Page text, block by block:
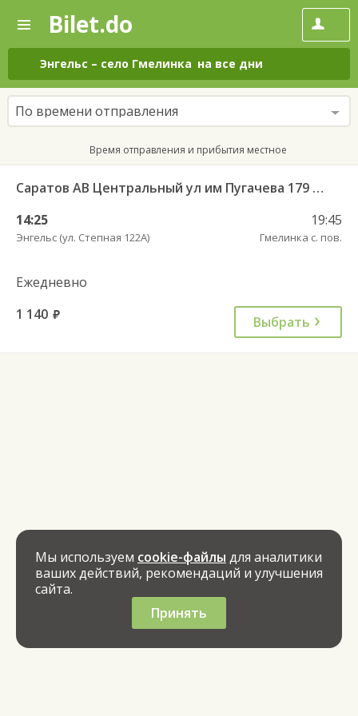
—
Поиск
и
покупка
билетов
на
автобус
онлайн
Bilet.do
Энгельс – село Гмелинка на все дни
По времени отправления
Время отправления и прибытия местное
Саратов АВ Центральный ул им Пугачева 179 А — Палласовка
14:25
Энгельс (ул. Степная 122А)
19:45
Гмелинка с. пов.
Ежедневно
1 140 руб. Выбрать
Мы используем cookie-файлы для аналитики
ваших действий, рекомендаций и улучшения
сайта.
Принять